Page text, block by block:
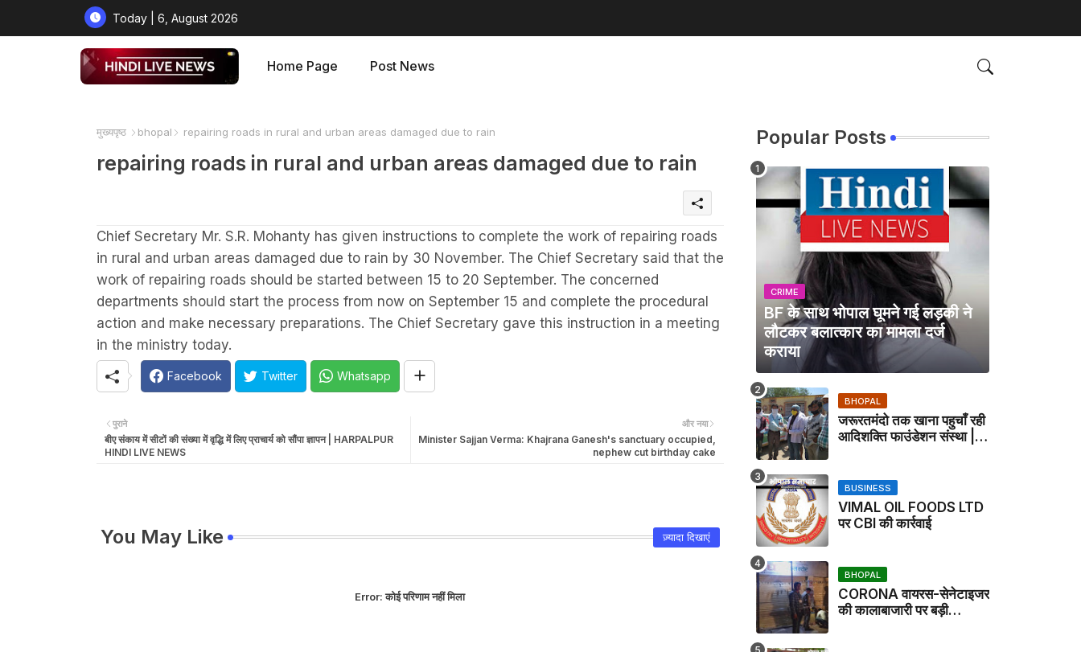
Today | 6, August 2026
Home Page Post News
मुख्यपृष्ठ bhopal repairing roads in rural and urban areas damaged due to rain
repairing roads in rural and urban areas damaged due to rain
Chief Secretary Mr. S.R. Mohanty has given instructions to complete the work of repairing roads
in rural and urban areas damaged due to rain by 30 November. The Chief Secretary said that the
work of repairing roads should be started between 15 to 20 September. The concerned
departments should start the process from now on September 15 and complete the procedural
action and make necessary preparations. The Chief Secretary gave this instruction in a meeting
in the ministry today.
Facebook Twitter Whatsapp
और नया
Minister Sajjan Verma: Khajrana Ganesh's sanctuary occupied,
nephew cut birthday cake
पुराने
बीए संकाय में सीटों की संख्या में वृद्धि में लिए प्राचार्य को सौंपा ज्ञापन | HARPALPUR
HINDI LIVE NEWS
You May Like ज़्यादा दिखाएं
Error:कोई परिणाम नहीं मिला
Popular Posts
CRIME
BF के साथ भोपाल घूमने गई लड़की ने
लौटकर बलात्कार का मामला दर्ज
कराया
BHOPAL
जरूरतमंदो तक खाना पहुचाँ रही
आदिशक्ति फाउंडेशन संस्था |
BUSINESS
VIMAL OIL FOODS LTD
पर CBI की कार्रवाई
BHOPAL
CORONA वायरस-सेनेटाइजर
की कालाबाजारी पर बड़ी